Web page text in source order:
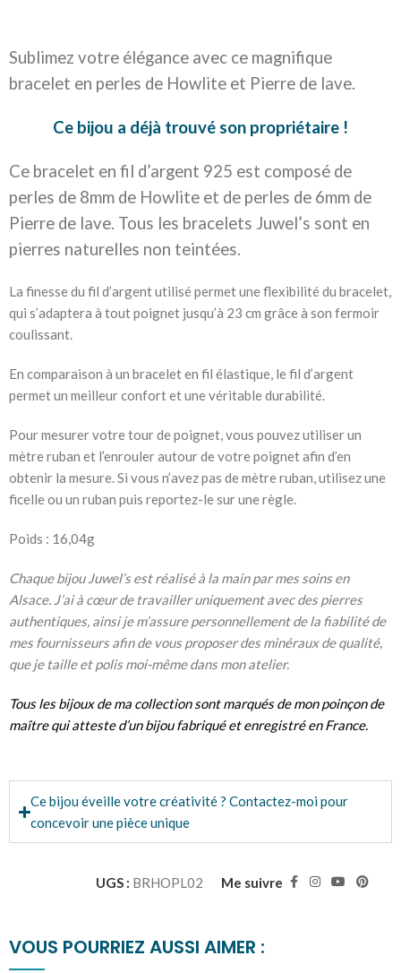
Sublimez votre élégance avec ce magnifique
bracelet en perles de Howlite et Pierre de lave.
Ce bijou a déjà trouvé son propriétaire !
Ce bracelet en fil d’argent 925 est composé de
perles de 8mm de Howlite et de perles de 6mm de
Pierre de lave. Tous les bracelets Juwel’s sont en
pierres naturelles non teintées.
La finesse du fil d’argent utilisé permet une flexibilité du bracelet,
qui s’adaptera à tout poignet jusqu’à 23 cm grâce à son fermoir
coulissant.
En comparaison à un bracelet en fil élastique, le fil d’argent
permet un meilleur confort et une véritable durabilité.
Pour mesurer votre tour de poignet, vous pouvez utiliser un
mètre ruban et l’enrouler autour de votre poignet afin d’en
obtenir la mesure. Si vous n’avez pas de mètre ruban, utilisez une
ficelle ou un ruban puis reportez-le sur une règle.
Poids : 16,04g
Chaque bijou Juwel’s est réalisé à la main par mes soins en
Alsace. J’ai à cœur de travailler uniquement avec des pierres
authentiques, ainsi je m’assure personnellement de la fiabilité de
mes fournisseurs afin de vous proposer des minéraux de qualité,
que je taille et polis moi-même dans mon atelier.
Tous les bijoux de ma collection sont marqués de monpoinçon de
maîtrequi atteste d’unbijou fabriqué et enregistré en France.
Ce bijou éveille votre créativité ? Contactez-moi pour
concevoir une pièce unique
UGS : BRHOPL02 Me suivre
VOUS POURRIEZ AUSSI AIMER :